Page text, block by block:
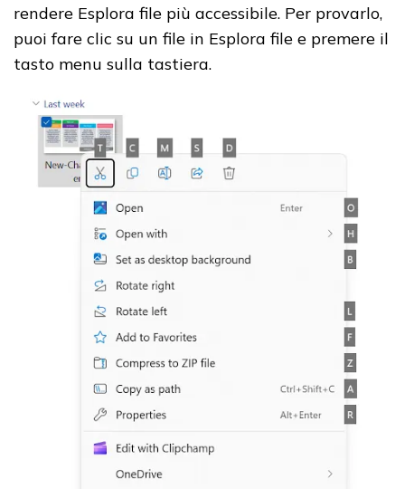
rendere Esplora file più accessibile. Per provarlo,
puoi fare clic su un file in Esplora file e premere il
tasto menu sulla tastiera.